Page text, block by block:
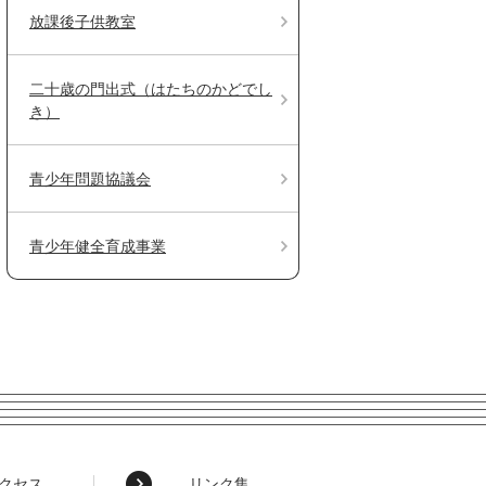
放課後子供教室
二十歳の門出式（はたちのかどでし
き）
青少年問題協議会
青少年健全育成事業